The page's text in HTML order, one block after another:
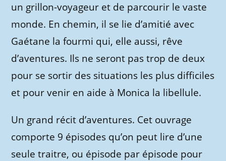
un grillon-voyageur et de parcourir le vaste
monde. En chemin, il se lie d’amitié avec
Gaétane la fourmi qui, elle aussi, rêve
d’aventures. Ils ne seront pas trop de deux
pour se sortir des situations les plus difficiles
et pour venir en aide à Monica la libellule.
Un grand récit d’aventures. Cet ouvrage
comporte 9 épisodes qu’on peut lire d’une
seule traitre, ou épisode par épisode pour